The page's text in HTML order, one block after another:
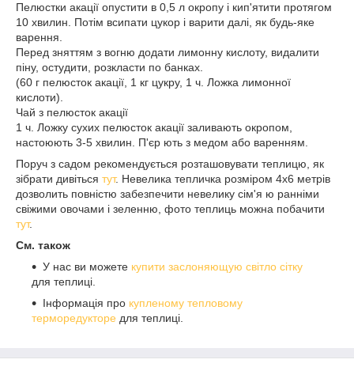
Пелюстки акації опустити в 0,5 л окропу і кип'ятити протягом
10 хвилин. Потім всипати цукор і варити далі, як будь-яке
варення.
Перед зняттям з вогню додати лимонну кислоту, видалити
піну, остудити, розкласти по банках.
(60 г пелюсток акації, 1 кг цукру, 1 ч. Ложка лимонної
кислоти).
Чай з пелюсток акації
1 ч. Ложку сухих пелюсток акації заливають окропом,
настоюють 3-5 хвилин. П'єр ють з медом або варенням.
Поруч з садом рекомендується розташовувати теплицю, як
зібрати дивіться тут. Невелика тепличка розміром 4х6 метрів
дозволить повністю забезпечити невелику сім'я ю ранніми
свіжими овочами і зеленню, фото теплиць можна побачити
тут.
См. також
У нас ви можете купити заслоняющую світло сітку
для теплиці.
Інформація про купленому тепловому
терморедукторе для теплиці.